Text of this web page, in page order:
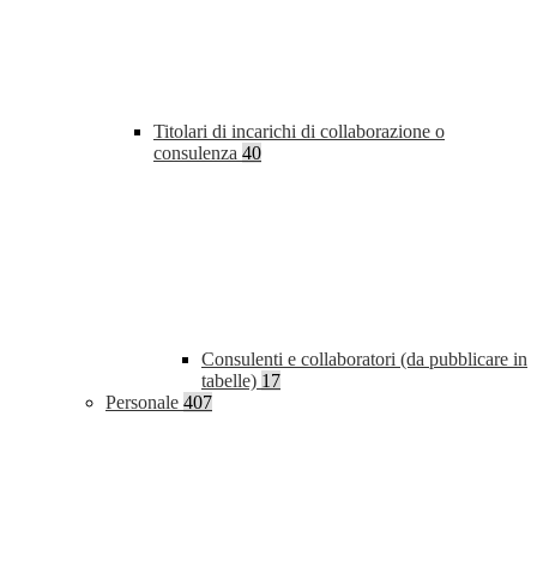
Titolari di incarichi di collaborazione o
consulenza 40
Consulenti e collaboratori (da pubblicare in
tabelle) 17
Personale 407